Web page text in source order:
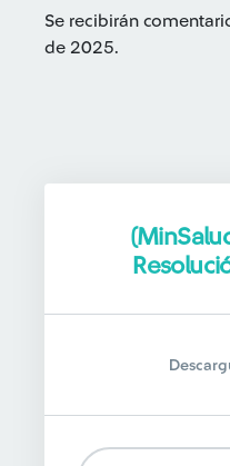
Se recibirán
de 2025.